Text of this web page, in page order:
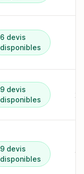
6 devis
disponibles
9 devis
disponibles
9 devis
disponibles